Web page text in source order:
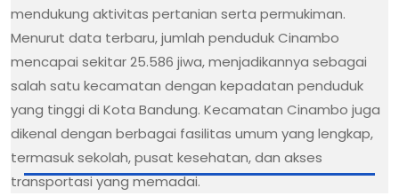
mendukung aktivitas pertanian serta permukiman.
Menurut data terbaru, jumlah penduduk Cinambo
mencapai sekitar 25.586 jiwa, menjadikannya sebagai
salah satu kecamatan dengan kepadatan penduduk
yang tinggi di Kota Bandung. Kecamatan Cinambo juga
dikenal dengan berbagai fasilitas umum yang lengkap,
termasuk sekolah, pusat kesehatan, dan akses
transportasi yang memadai.